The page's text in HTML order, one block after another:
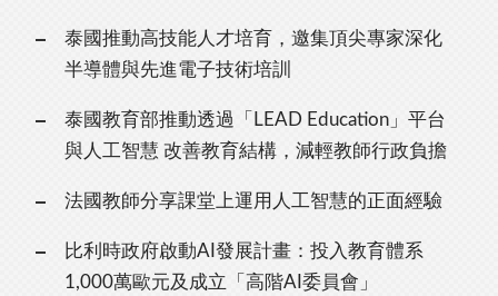
泰國推動高技能人才培育，邀集頂尖專家深化
半導體與先進電子技術培訓
泰國教育部推動透過「LEAD Education」平台
與人工智慧 改善教育結構，減輕教師行政負擔
法國教師分享課堂上運用人工智慧的正面經驗
比利時政府啟動AI發展計畫：投入教育體系
1,000萬歐元及成立「高階AI委員會」